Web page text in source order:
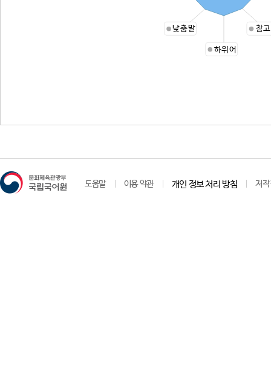
참
하위어
낮춤말
도움말 이용 약관 개인 정보 처리 방침 저